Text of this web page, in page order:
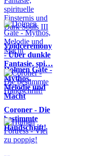
Voidceremony
- Über dunkle
Fantasie, spi…
Dolmen Gate -
Mythos,
Melodie und
Macht
Coroner - Die
bestimmte
Handschrift!